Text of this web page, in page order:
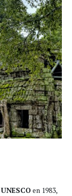
UNESCOen 1983,